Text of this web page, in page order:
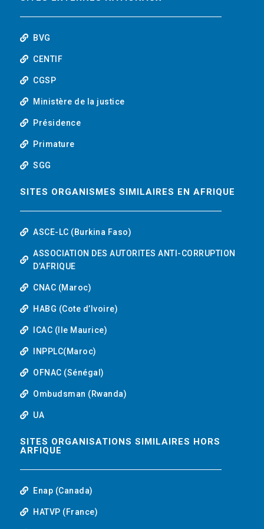
t
u
b
e
BVG
CENTIF
CGSP
Ministère de la justice
Présidence
Primature
SGG
SITES ORGANISMES SIMILAIRES EN AFRIQUE
ASCE-LC (Burkina Faso)
ASSOCIATION DES AUTORITES ANTI-CORRUPTION
D’AFRIQUE
CNAC (Maroc)
HABG (Cote d’Ivoire)
ICAC (Ile Maurice)
INPPLC(Maroc)
OFNAC (Sénégal)
Ombudsman (Rwanda)
UA
SITES ORGANISATIONS SIMILAIRES HORS
ARFIQUE
Enap (Canada)
HATVP (France)